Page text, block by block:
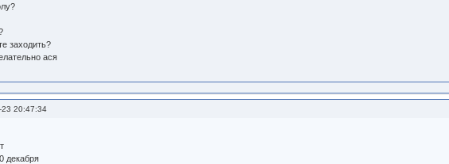
заходить?
ася
23 20:47:34
декабря